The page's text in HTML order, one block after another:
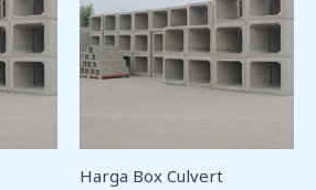
Harga Box Culvert